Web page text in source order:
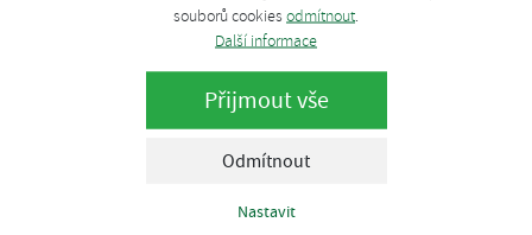
souborů cookies odmítnout.
Další informace
Přijmout vše
Odmítnout
Nastavit
Lipová 1789/9